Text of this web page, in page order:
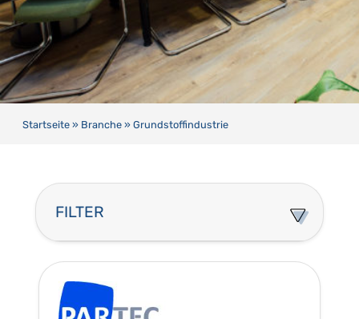
Startseite » Branche » Grundstoffindustrie
FILTER